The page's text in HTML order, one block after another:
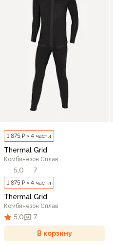
1 875 ₽ × 4 части
Thermal Grid
Комбинезон Сплав
5,0 7
1 875 ₽ × 4 части
Thermal Grid
Комбинезон Сплав
5,0 7
В корзину